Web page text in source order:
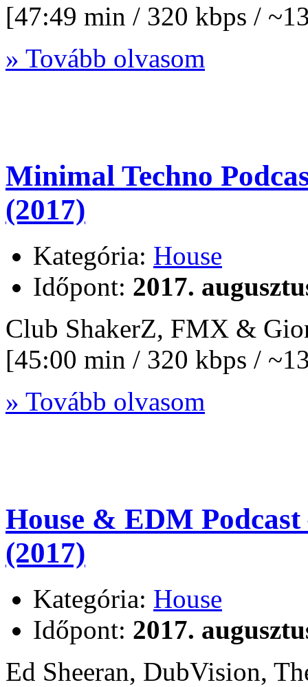
[47:49 min / 320 kbps /
» Tovább olvasom
Minimal Techno
(2017)
Kategória: House
Időpont: 2017.
Club ShakerZ, FMX &
[45:00 min / 320 kbps /
» Tovább olvasom
House & EDM
(2017)
Kategória: House
Időpont: 2017.
Ed Sheeran, DubVision,